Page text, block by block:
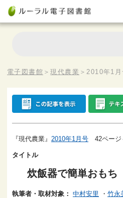
電子図書館 ＞現代農業 ＞2010年1月
『現代農業』 2010年1月号 42ページ
タイトル
炊飯器で簡単おもち
執筆者・取材対象： 中村安里 ・ 竹永